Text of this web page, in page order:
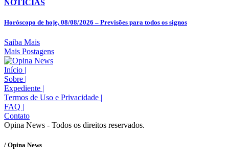
NOTÍCIAS
Horóscopo de hoje, 08/08/2026 – Previsões para todos os signos
Saiba Mais
Mais Postagens
Início |
Sobre |
Expediente |
Termos de Uso e Privacidade |
FAQ |
Contato
Opina News - Todos os direitos reservados.
/ Opina News